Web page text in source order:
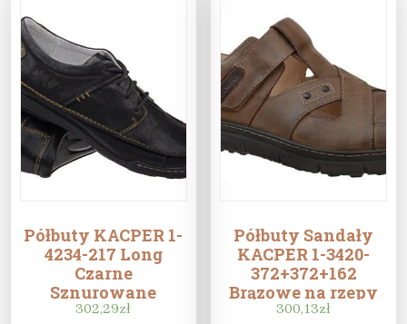
Półbuty KACPER 1-
4234-217 Long
Czarne
Sznurowane
302,29zł
Półbuty Sandały
KACPER 1-3420-
372+372+162
Brązowe na rzepy
męskie
300,13zł